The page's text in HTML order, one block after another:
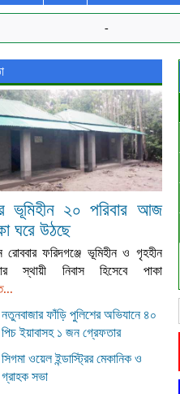
ভূমিহীন ২০ পরিবার আজ
ঘরে উঠছে
ফরিদগঞ্জে ভূমিহীন ও গৃহহীন
স্থায়ী নিবাস হিসেবে পাকা
নতুনবাজার ফাঁড়ি পুলিশের অভিযানে ৪০
পিচ ইয়াবাসহ ১ জন গ্রেফতার
সিগমা ওয়েল ইন্ডাস্ট্রির মেকানিক ও
গ্রাহক সভা